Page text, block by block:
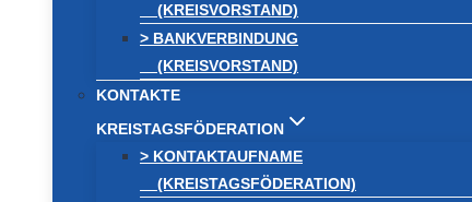
(KREISVORSTAND)
> BANKVERBINDUNG
(KREISVORSTAND)
KONTAKTE
KREISTAGSFÖDERATION
> KONTAKTAUFNAME
(KREISTAGSFÖDERATION)